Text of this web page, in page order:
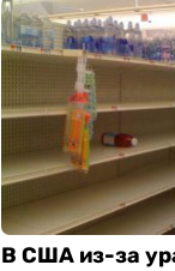
В США из-за